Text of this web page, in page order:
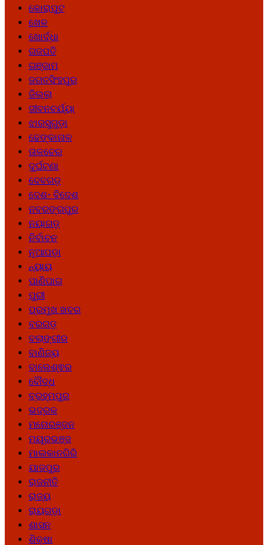
କୋରାପୁଟ
ଖେଳ
ଖୋର୍ଦ୍ଧା
ଗଜପତି
ଗଞ୍ଜାମ
ଜଗତସିଂହପୁର
ଜିଲ୍ଲା
ଜୀବନଚର୍ଯ୍ୟା
ଝାରସୁଗୁଡ଼ା
ଢେଙ୍କାନାଳ
ତାଳଚେର
ଦୁର୍ଘଟଣା
ଦେବଗଡ଼
ଦେଶ- ବିଦେଶ
ନବରଙ୍ଗପୁର
ନୟାଗଡ଼
ନିର୍ବାଚନ
ନୂଆପଡ଼ା
ନ୍ୟାୟ
ପାଣିପାଗ
ପୁରୀ
ପ୍ରମୁଖ ଖବର
ବରଗଡ଼
ବଲାଙ୍ଗୀର
ବାଣିଜ୍ୟ
ବାଲେଶ୍ଵର
ବୌଦ୍ଧ
ବ୍ରହ୍ମପୁର
ଭଦ୍ରକ
ମନୋରଞ୍ଜନ
ମୟୂରଭଞ୍ଜ
ମାଲକାନଗିରି
ଯାଜପୁର
ରାଜନୀତି
ରାଜ୍ୟ
ରାୟଗଡ଼ା
ଶାସନ
ଶିକ୍ଷା